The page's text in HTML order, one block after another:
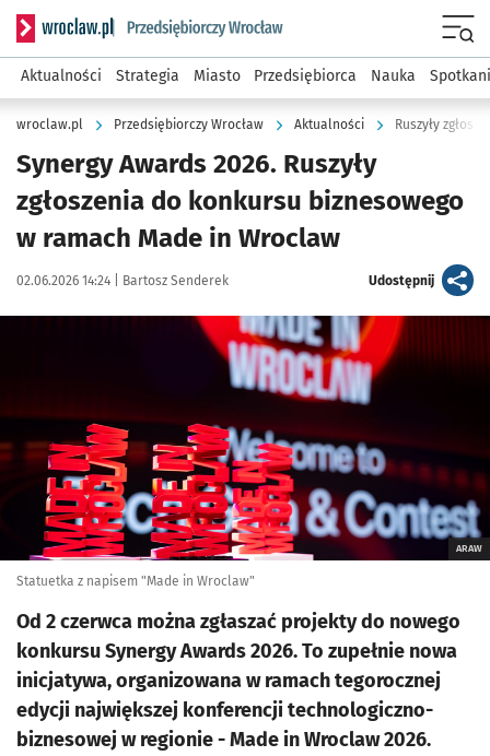
Serwis informacyjny wroclaw.pl podserwis: Strategia
Aktualności Strategia Miasto Przedsiębiorca Nauka
wroclaw.pl Przedsiębiorczy Wrocław Aktualności Ruszyły
Synergy Awards 2026. Ruszyły
zgłoszenia do konkursu biznesowego
w ramach Made in Wroclaw
Data publikacji:
02.06.2026 14:24 | Autor:
Bartosz Senderek Udostępnijartykuł
ARAW
Statuetka z napisem "Made in Wroclaw"
Od 2 czerwca można zgłaszać projekty do nowego
konkursu Synergy Awards 2026. To zupełnie nowa
inicjatywa, organizowana w ramach tegorocznej
edycji największej konferencji technologiczno-
biznesowej w regionie - Made in Wroclaw 2026.